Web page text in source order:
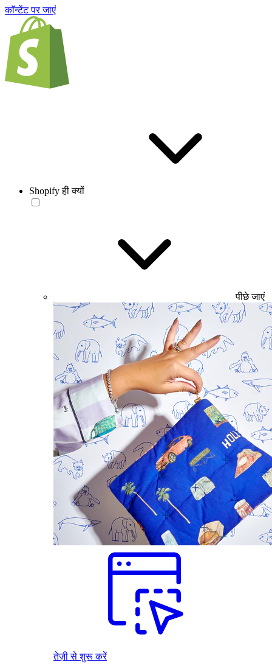
काॅन्टेंट पर जाएं
Shopify ही क्यों
पीछे जाएं
तेज़ी से शुरू करें